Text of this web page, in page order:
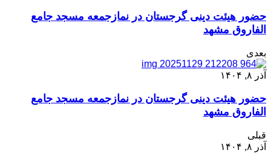
حضور هیئت دینی گرجستان در نمازجمعه مسجد جامع
الفاروق مشهد
بعدی
آذر ۸, ۱۴۰۴
حضور هیئت دینی گرجستان در نمازجمعه مسجد جامع
الفاروق مشهد
قبلی
آذر ۸, ۱۴۰۴